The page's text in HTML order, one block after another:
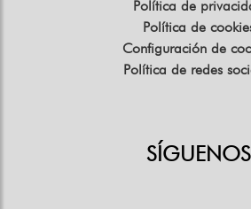
Política de
Política de
Configuración de
Política de redes
SÍGUENOS